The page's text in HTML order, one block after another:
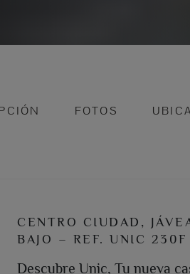
FOTOS
CENTRO CIUDAD,
BAJO – REF. UNIC 230F
Descubre Unic, Tu nueva